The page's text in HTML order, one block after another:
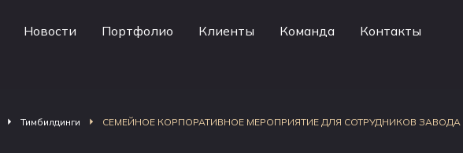
Новости Портфолио Клиенты Команда Контакты
Тимбилдинги СЕМЕЙНОЕ КОРПОРАТИВНОЕ МЕРОПРИЯТИЕ ДЛЯ СОТРУДНИКОВ ЗАВОДА